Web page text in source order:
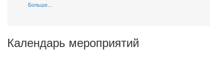
Больше...
Календарь мероприятий